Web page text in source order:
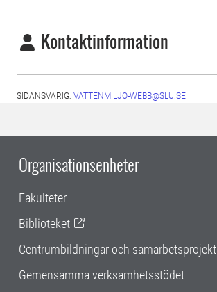
Kontaktinformation
SIDANSVARIG: VATTENMILJO-WEBB@SLU.SE
Organisationsenheter
Fakulteter
Biblioteket
Centrumbildningar och samarbetsprojekt
Gemensamma verksamhetsstödet